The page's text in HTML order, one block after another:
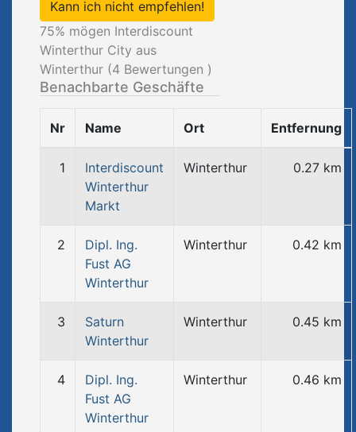
Kann ich nicht empfehlen!
75% mögen Interdiscount
Winterthur City aus
Winterthur (4 Bewertungen )
Benachbarte Geschäfte
Nr Name Ort Entfernung
1
Interdiscount
Winterthur
Markt
Winterthur 0.27 km
2
Dipl. Ing.
Fust AG
Winterthur
Winterthur 0.42 km
3
Saturn
Winterthur
Winterthur 0.45 km
4
Dipl. Ing.
Fust AG
Winterthur
Winterthur 0.46 km